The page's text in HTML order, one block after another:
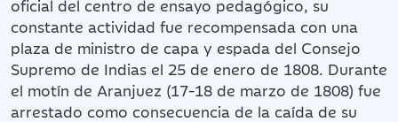
oficial del centro de ensayo pedagógico, su
constante actividad fue recompensada con una
plaza de ministro de capa y espada del Consejo
Supremo de Indias el 25 de enero de 1808. Durante
el motín de Aranjuez (17-18 de marzo de 1808) fue
arrestado como consecuencia de la caída de su